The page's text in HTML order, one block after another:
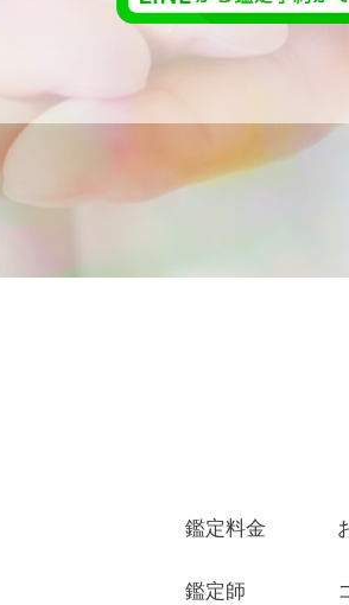
鑑定料金
鑑定師